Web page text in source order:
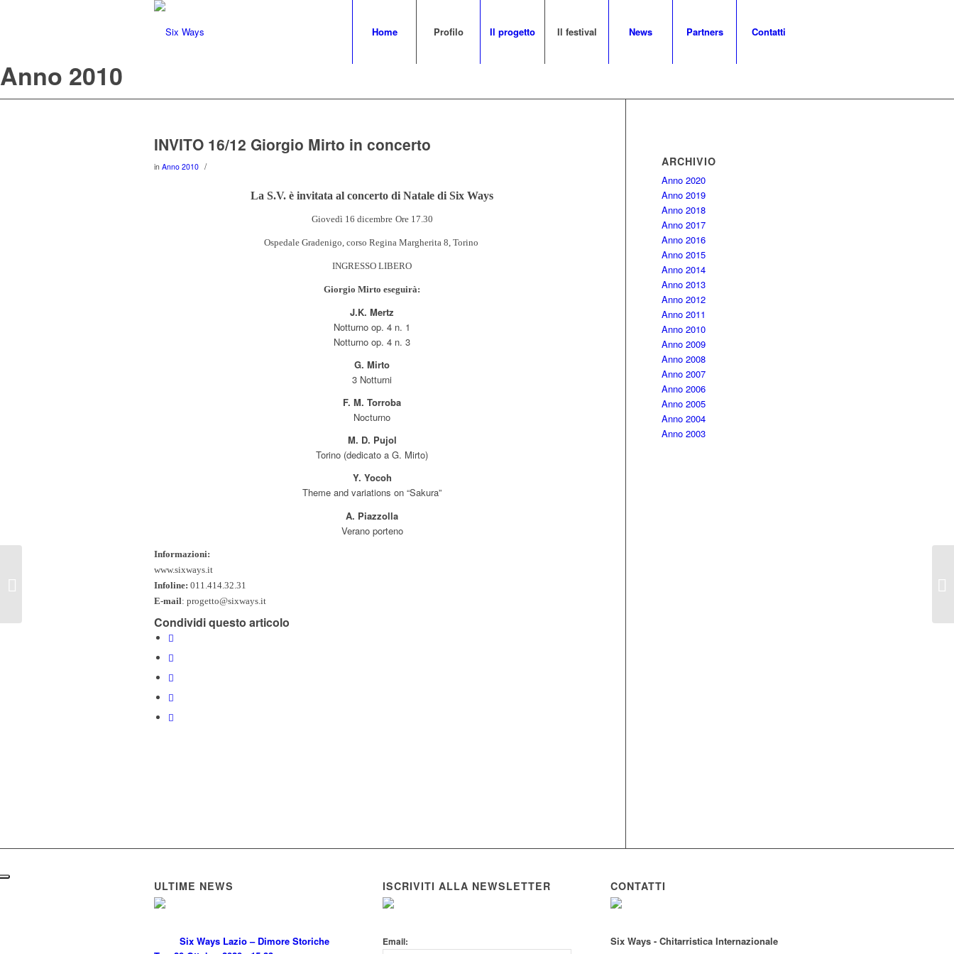
Home Profilo Il progetto Il festival News Partners Contatti
Anno 2010
INVITO 16/12 Giorgio Mirto in concerto
in Anno 2010 /
La S.V. è invitata al concerto di Natale di Six Ways
Giovedì 16 dicembre Ore 17.30
Ospedale Gradenigo, corso Regina Margherita 8, Torino
INGRESSO LIBERO
Giorgio Mirto eseguirà:
J.K. Mertz
Notturno op. 4 n. 1
Notturno op. 4 n. 3
G. Mirto
3 Notturni
F. M. Torroba
Nocturno
M. D. Pujol
Torino (dedicato a G. Mirto)
Y. Yocoh
Theme and variations on “Sakura”
A. Piazzolla
Verano porteno
Informazioni:
www.sixways.it
Infoline: 011.414.32.31
E-mail: progetto@sixways.it
Condividi questo articolo
ARCHIVIO
Anno 2020
Anno 2019
Anno 2018
Anno 2017
Anno 2016
Anno 2015
Anno 2014
Anno 2013
Anno 2012
Anno 2011
Anno 2010
Anno 2009
Anno 2008
Anno 2007
Anno 2006
Anno 2005
Anno 2004
Anno 2003
ULTIME NEWS
Six Ways Lazio – Dimore Storiche
ISCRIVITI ALLA NEWSLETTER
Email:
CONTATTI
Six Ways - Chitarristica Internazionale